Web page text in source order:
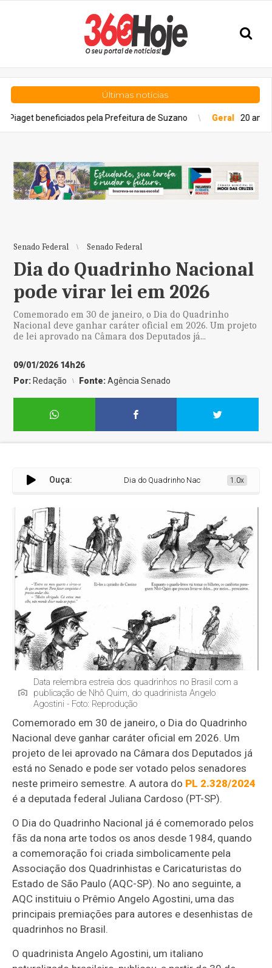
Últimas notícias
pela Prefeitura de Suzano Geral 20 anos da Lei Maria da
Senado Federal Senado Federal
Dia do Quadrinho Nacional
pode virar lei em 2026
Comemorado em 30 de janeiro, o Dia do Quadrinho
Nacional deve ganhar caráter oficial em 2026. Um projeto
de lei aprovado na Câmara dos Deputados já...
09/01/2026 14h26
Por: Redação Fonte:Agência Senado
Ouça: Dia do Quadrinho Nacional pode virar lei em
1.0x
Data relembra estreia dos quadrinhos no Brasil com a
publicação de Nhô Quim, do quadrinista Angelo
Agostini - Foto: Reprodução
Comemorado em 30 de janeiro, o Dia do Quadrinho
Nacional deve ganhar caráter oficial em 2026. Um
projeto de lei aprovado na Câmara dos Deputados já
está no Senado e pode ser votado pelos senadores
neste primeiro semestre. A autora do PL 2.328/2024
é a deputada federal Juliana Cardoso (PT-SP).
O Dia do Quadrinho Nacional já é comemorado pelos
fãs da nona arte todos os anos desde 1984, quando
a comemoração foi criada simbolicamente pela
Associação dos Quadrinhistas e Caricaturistas do
Estado de São Paulo (AQC-SP). No ano seguinte, a
AQC instituiu o Prêmio Angelo Agostini, uma das
principais premiações para autores e desenhistas de
quadrinhos no Brasil.
O quadrinista Angelo Agostini, um italiano